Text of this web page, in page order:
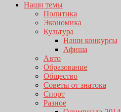
Наши темы
Политика
Экономика
Культура
Наши конкурсы
Афиша
Авто
Образование
Общество
Советы от знатока
Спорт
Разное